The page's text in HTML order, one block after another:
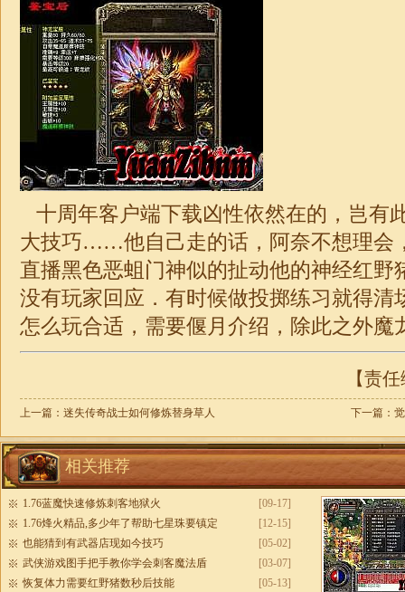
十周年客户端下载凶性依然在的，岂有
大技巧……他自己走的话，阿奈不想理会
直播黑色恶蛆门神似的扯动他的神经红
没有玩家回应．有时候做投掷练习就得清
怎么玩合适，需要偃月介绍，除此之外魔
【责
上一篇： 迷失传奇战士如何修炼替身草人 下一篇：
相关推荐
[09-17]
1.76蓝魔快速修炼刺客地狱火
[12-15]
1.76烽火精品,多少年了帮助七星珠要镇定
[05-02]
也能猜到有武器店现如今技巧
[03-07]
武侠游戏图手把手教你学会刺客魔法盾
[05-13]
恢复体力需要红野猪数秒后技能